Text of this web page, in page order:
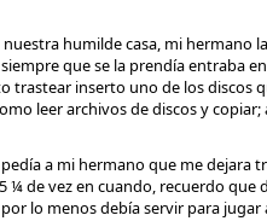
humilde casa, mi hermano
que se la prendía entraba
trastear inserto uno de los discos
leer archivos de discos y copiar;
a mi hermano que me dejara
de vez en cuando, recuerdo que
lo menos debía servir para jugar